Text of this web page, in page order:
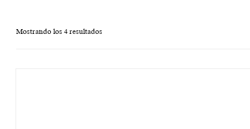
Mostrando los 4 resultados